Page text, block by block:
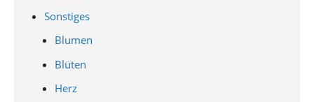
Sonstiges
Blumen
Blüten
Herz